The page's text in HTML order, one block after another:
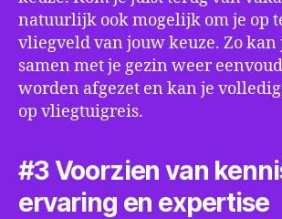
natuurlijk ook mogelijk om je op
vliegveld van jouw keuze. Zo kan
samen met je gezin weer
worden afgezet en kan je
op vliegtuigreis.
#3 Voorzien van
ervaring en expertise